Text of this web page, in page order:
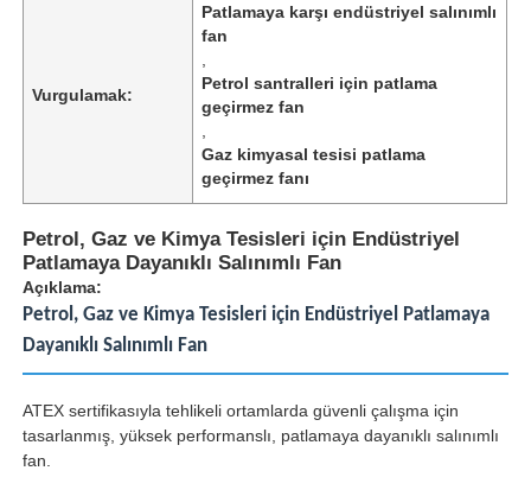
Vurgulamak:
Patlamaya karşı endüstriyel salınımlı
fan
Petrol santralleri için patlama
geçirmez fan
Gaz kimyasal tesisi patlama
geçirmez fanı
Petrol, Gaz ve Kimya Tesisleri için Endüstriyel
Patlamaya Dayanıklı Salınımlı Fan
Açıklama:
Petrol, Gaz ve Kimya Tesisleri için Endüstriyel Patlamaya
Dayanıklı Salınımlı Fan
ATEX sertifikasıyla tehlikeli ortamlarda güvenli çalışma için
tasarlanmış, yüksek performanslı, patlamaya dayanıklı salınımlı
fan.